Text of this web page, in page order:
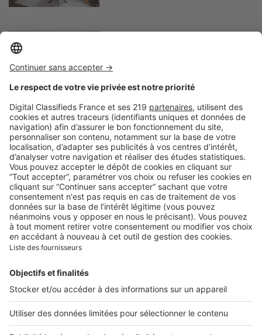
Image
vous réveillez fatigué ? Vos
fenêtres de toit peuvent en
être la cause
Image Art de vivre
Comment bien choisir son
linge de lit ? Le guide
complet pour allier confort,
qualité et style
Image Art de vivre
Contrat d'électricité : quelle